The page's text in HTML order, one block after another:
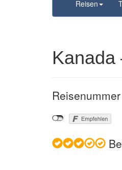
Reisen
Kanada
Reisenummer